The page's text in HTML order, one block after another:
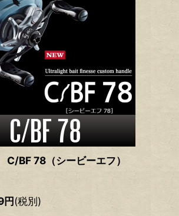
C/BF 78（シービーエフ）
円(税別)